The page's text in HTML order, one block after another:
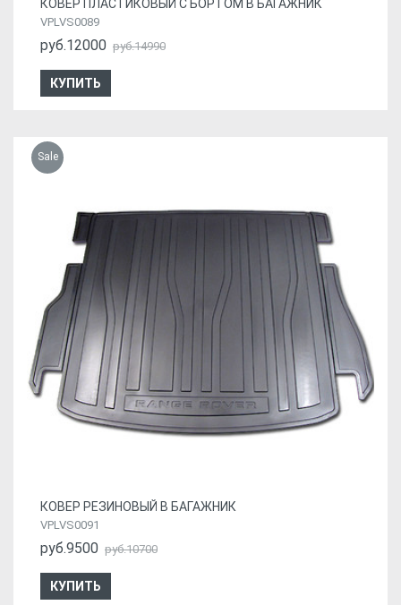
КОВЕР ПЛАСТИКОВЫЙ С БОРТОМ В БАГАЖНИК
VPLVS0089
руб.12000 руб.14990
КУПИТЬ
Sale
КОВЕР РЕЗИНОВЫЙ В БАГАЖНИК
VPLVS0091
руб.9500 руб.10700
КУПИТЬ